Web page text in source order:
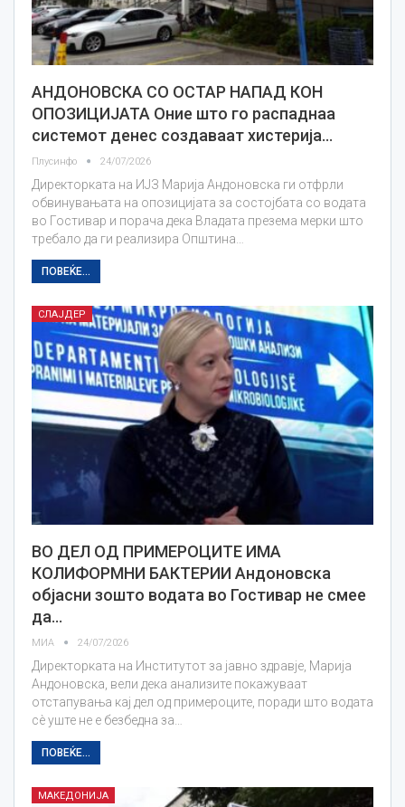
АНДОНОВСКА СО ОСТАР НАПАД КОН
ОПОЗИЦИЈАТА Оние што го распаднаа
системот денес создаваат хистерија…
Плусинфо 24/07/2026
Директорката на ИЈЗ Марија Андоновска ги отфрли
обвинувањата на опозицијата за состојбата со водата
во Гостивар и порача дека Владата презема мерки што
требало да ги реализира Општина…
ПОВЕЌЕ...
СЛАЈДЕР
ВО ДЕЛ ОД ПРИМЕРОЦИТЕ ИМА
КОЛИФОРМНИ БАКТЕРИИ Андоновска
објасни зошто водата во Гостивар не смее
да…
МИА 24/07/2026
Директорката на Институтот за јавно здравје, Марија
Андоновска, вели дека анализите покажуваат
отстапувања кај дел од примероците, поради што водата
сè уште не е безбедна за…
ПОВЕЌЕ...
МАКЕДОНИЈА